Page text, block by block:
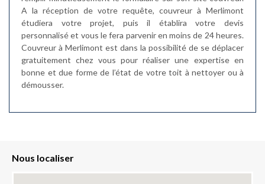
A la réception de votre requête, couvreur à Merlimont
étudiera votre projet, puis il établira votre devis
personnalisé et vous le fera parvenir en moins de 24 heures.
Couvreur à Merlimont est dans la possibilité de se déplacer
gratuitement chez vous pour réaliser une expertise en
bonne et due forme de l’état de votre toit à nettoyer ou à
démousser.
Nous localiser